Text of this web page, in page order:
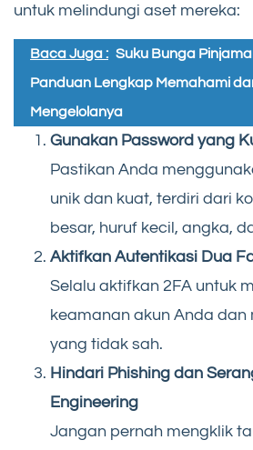
untuk melindungi aset mereka:
Baca Juga : Suku Bunga
Panduan Lengkap Memahami
Mengelolanya
Gunakan Password yang
Pastikan Anda
unik dan kuat, terdiri dari
besar, huruf kecil, angka,
Aktifkan Autentikasi Dua
Selalu aktifkan 2FA untuk
keamanan akun Anda dan
yang tidak sah.
Hindari Phishing dan
Engineering
Jangan pernah mengklik